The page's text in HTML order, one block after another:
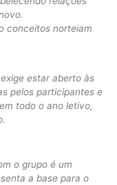
conceitos norteiam
estar aberto às
pelos participantes e
todo o ano letivo,
o grupo é um
a base para o